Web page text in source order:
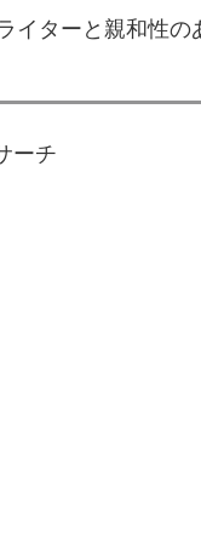
イターと親和性の
ーチ